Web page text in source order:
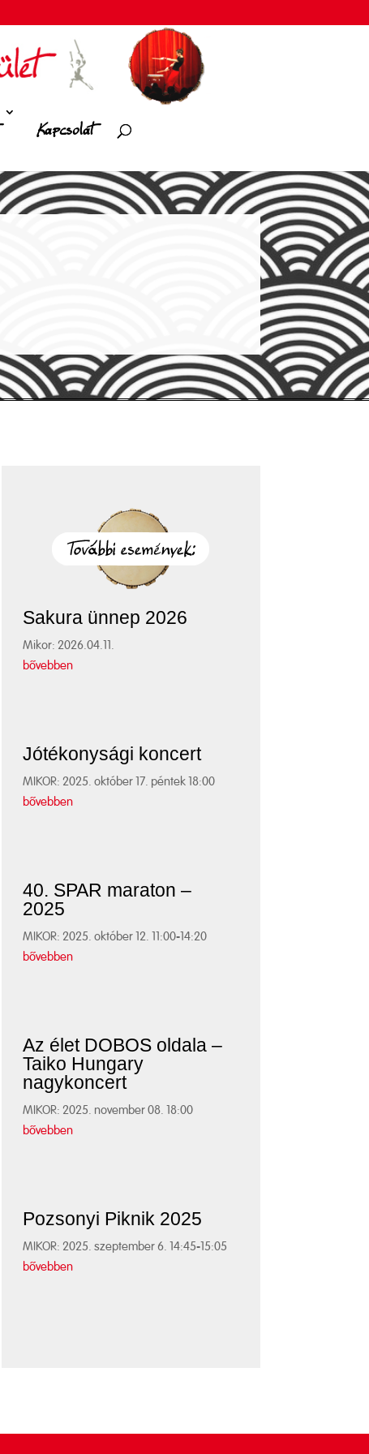
Kapcsolat
Sakura ünnep 2026
Mikor: 2026.04.11.
bővebben
Jótékonysági koncert
MIKOR: 2025. október 17. péntek 18:00
bővebben
40. SPAR maraton –
2025
MIKOR: 2025. október 12. 11:00-14:20
bővebben
Az élet DOBOS oldala –
Taiko Hungary
nagykoncert
MIKOR: 2025. november 08. 18:00
bővebben
Pozsonyi Piknik 2025
MIKOR: 2025. szeptember 6. 14:45-15:05
bővebben